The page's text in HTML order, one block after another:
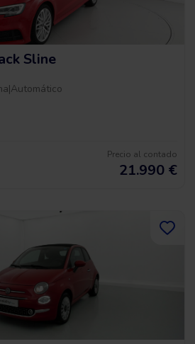
Sline
|Automático
Precio al contado
21.990 €